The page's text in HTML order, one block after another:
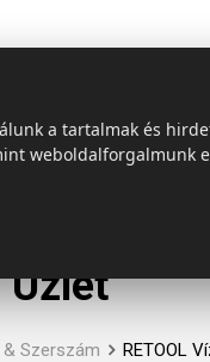
és szállítás
Üzlet
Szerszám RETOOL
a tartalmak és
weboldalforgalmunk